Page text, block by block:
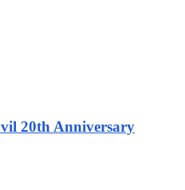
20th Anniversary